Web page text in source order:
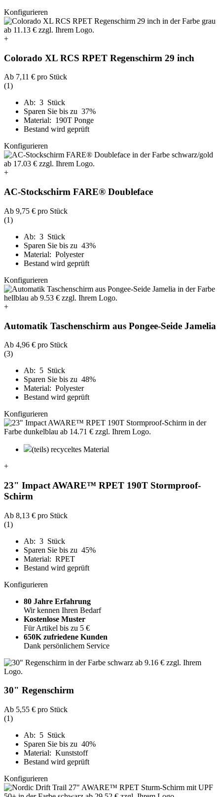
Konfigurieren
+
Colorado XL RCS RPET Regenschirm 29 inch
Ab 7,11 € pro Stück
(1)
Ab: 3 Stück
Sparen Sie bis zu 37%
Material: 190T Ponge
Bestand wird geprüft
Konfigurieren
+
AC-Stockschirm FARE® Doubleface
Ab 9,75 € pro Stück
(1)
Ab: 3 Stück
Sparen Sie bis zu 43%
Material: Polyester
Bestand wird geprüft
Konfigurieren
+
Automatik Taschenschirm aus Pongee-Seide Jamelia
Ab 4,96 € pro Stück
(3)
Ab: 5 Stück
Sparen Sie bis zu 48%
Material: Polyester
Bestand wird geprüft
Konfigurieren
(teils) recyceltes Material
+
23" Impact AWARE™ RPET 190T Stormproof-
Schirm
Ab 8,13 € pro Stück
(1)
Ab: 3 Stück
Sparen Sie bis zu 45%
Material: RPET
Bestand wird geprüft
Konfigurieren
80 Jahre Erfahrung
Wir kennen Ihren Bedarf
Kostenlose Muster
Für Artikel bis zu 5 €
650K zufriedene Kunden
Dank persönlichem Service
30" Regenschirm
Ab 5,55 € pro Stück
(1)
Ab: 5 Stück
Sparen Sie bis zu 40%
Material: Kunststoff
Bestand wird geprüft
Konfigurieren